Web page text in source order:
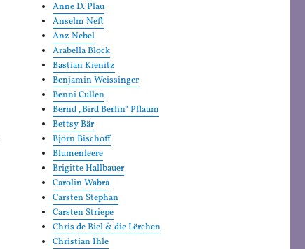
Anne D. Plau
Anselm Neft
Anz Nebel
Arabella Block
Bastian Kienitz
Benjamin Weissinger
Benni Cullen
Bernd „Bird Berlin“ Pflaum
Bettsy Bär
Björn Bischoff
Blumenleere
Brigitte Hallbauer
Carolin Wabra
Carsten Stephan
Carsten Striepe
Chris de Biel & die Lërchen
Christian Ihle